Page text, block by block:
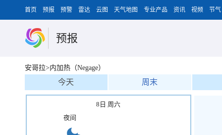
首页 预报 预警 雷达 云图 天气地图 专业产品 资讯 视频 节气
预报
安哥拉>内加热（Negage）
今天 周末
8日 周六
夜间